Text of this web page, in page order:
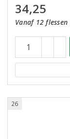
34,25
Vanaf 12
26